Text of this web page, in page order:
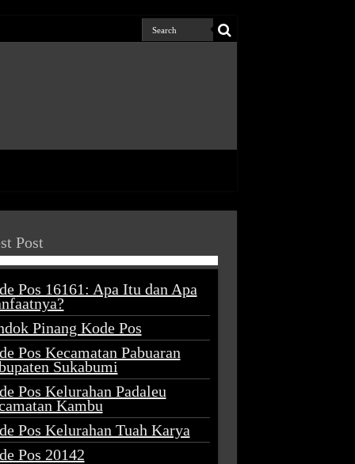
Post
Pos 16161: Apa Itu dan Apa
Pinang Kode Pos
Pos Kecamatan Pabuaran
Sukabumi
Pos Kelurahan Padaleu
Kambu
Pos Kelurahan Tuah Karya
Pos 20142